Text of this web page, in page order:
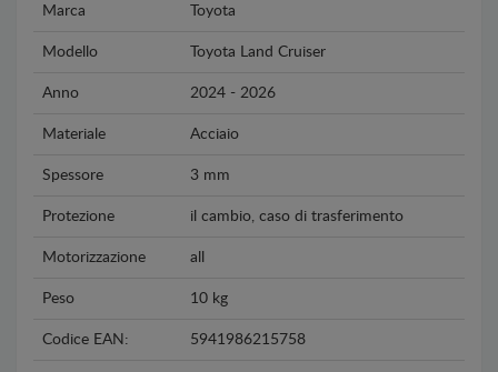
Marca Toyota
Modello Toyota Land Cruiser
Anno 2024 - 2026
Materiale Acciaio
Spessore 3 mm
Protezione il cambio, caso di trasferimento
Motorizzazione all
Peso 10 kg
Codice EAN: 5941986215758